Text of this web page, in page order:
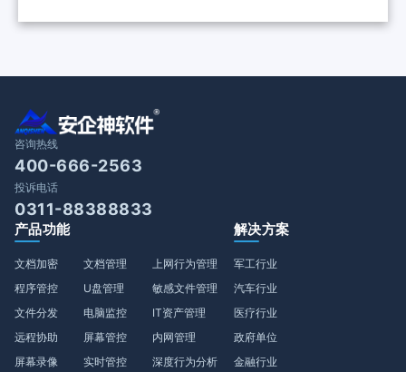
巧！
收藏
咨询热线
400-666-2563
投诉电话
0311-88388833
产品功能
文档加密
程序管控
文件分发
远程协助
屏幕录像
文档管理
U盘管理
电脑监控
屏幕管控
实时管控
上网行为管理
敏感文件管理
IT资产管理
内网管理
深度行为分析
解决方案
军工行业
汽车行业
医疗行业
政府单位
金融行业